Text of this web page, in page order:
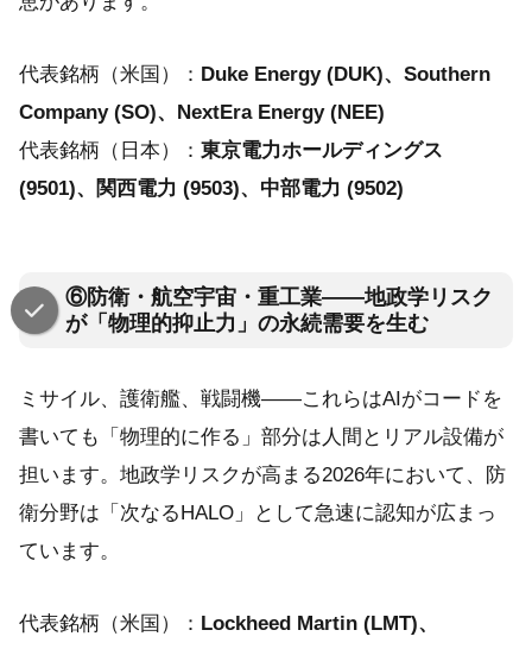
代表銘柄（米国）： Duke Energy (DUK)、Southern
Company (SO)、NextEra Energy (NEE)
代表銘柄（日本）： 東京電力ホールディングス
(9501)、関西電力 (9503)、中部電力 (9502)
⑥防衛・航空宇宙・重工業——地政学リスク
が「物理的抑止力」の永続需要を生む
ミサイル、護衛艦、戦闘機——これらはAIがコードを
書いても「物理的に作る」部分は人間とリアル設備が
担います。地政学リスクが高まる2026年において、防
衛分野は「次なるHALO」として急速に認知が広まっ
ています。
代表銘柄（米国）： Lockheed Martin (LMT)、